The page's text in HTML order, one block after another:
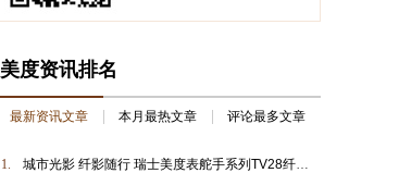
美度资讯排名
最新资讯文章 本月最热文章 评论最多文章
1. 城市光影 纤影随行 瑞士美度表舵手系列TV28纤影腕表与当代女性共写时间新篇